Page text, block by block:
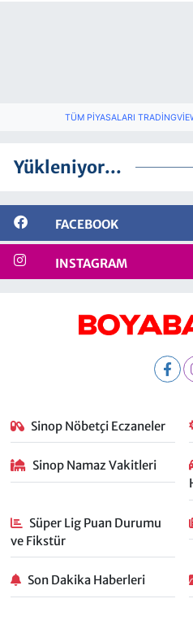
TÜM PIYASALARI
Yükleniyor...
FACEBOOK
INSTAGRAM
Sinop Nöbetçi Eczaneler
Sinop Namaz Vakitleri
Süper Lig Puan Durumu
ve Fikstür
Son Dakika Haberleri